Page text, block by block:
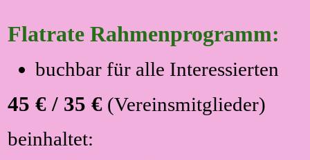
Flatrate Rahmenprogramm:
buchbar für alle Interessierten
45 € / 35 € (Vereinsmitglieder)
beinhaltet: